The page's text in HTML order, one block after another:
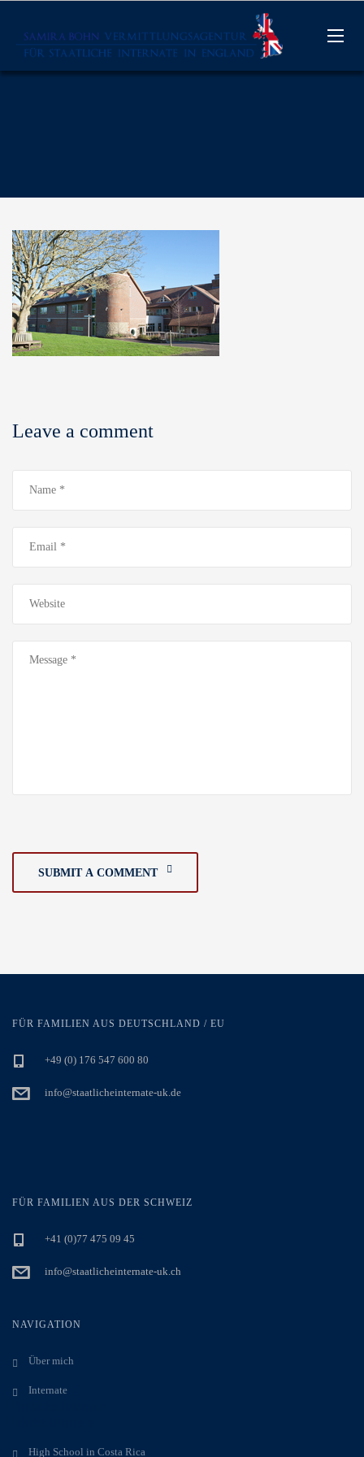
Leave a comment
SUBMIT A COMMENT
FÜR FAMILIEN AUS DEUTSCHLAND / EU
+49 (0) 176 547 600 80
info@staatlicheinternate-uk.de
FÜR FAMILIEN AUS DER SCHWEIZ
+41 (0)77 475 09 45
info@staatlicheinternate-uk.ch
NAVIGATION
Über mich
Internate
High School in Costa Rica